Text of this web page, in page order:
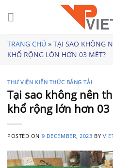
TRANG CHỦ » TẠI SAO KHÔNG
KHỔ RỘNG LỚN HƠN 03 MÉT?
THƯ VIỆN KIẾN THỨC BĂNG TẢI
Tại sao không nên
khổ rộng lớn hơn 03
POSTED ON 9 DECEMBER, 2023 BY